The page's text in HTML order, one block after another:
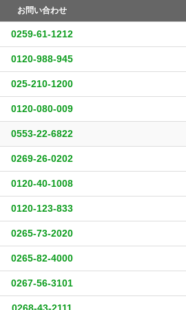
お問い合わせ
0259-61-1212
0120-988-945
025-210-1200
0120-080-009
0553-22-6822
0269-26-0202
0120-40-1008
0120-123-833
0265-73-2020
0265-82-4000
0267-56-3101